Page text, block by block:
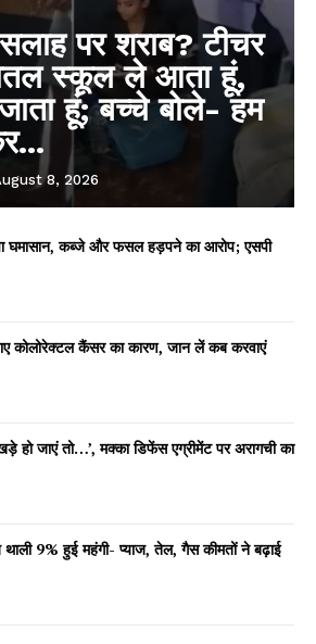
पर शराब? टीचर
स्कूल ले आता हूं,
हूं; बच्चे बोले- हम
8, 2026
घमासान, कब्जे और फसल हड़पने का आरोप; एसपी
कोलोरेक्टल कैंसर का कारण, जान लें कब करवाएं
हो जाएं तो…’, मक्का डिफेंस एग्रीमेंट पर अरागची का
9% हुई महंगी- प्याज, तेल, गैस कीमतों ने बढ़ाई